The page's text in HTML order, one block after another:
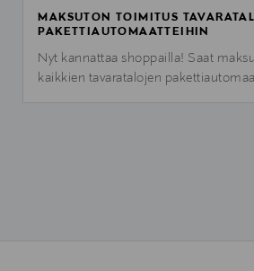
MAKSUTON TOIMITUS
PAKETTIAUTOMAATTEIHIN
Nyt kannattaa shoppailla! Saat
kaikkien tavaratalojen